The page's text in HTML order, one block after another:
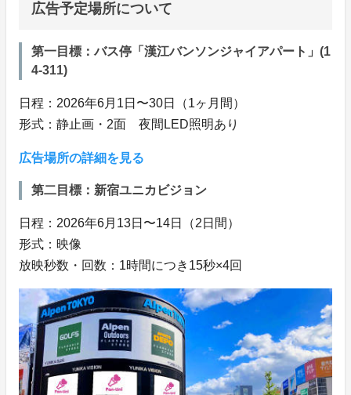
広告予定場所について
第一目標：バス停「漢江バンソンジャイアパート」(1
4-311)
日程：2026年6月1日〜30日（1ヶ月間）
形式：静止画・2面 夜間LED照明あり
広告場所の詳細を見る
第二目標：新宿ユニカビジョン
日程：2026年6月13日〜14日（2日間）
形式：映像
放映秒数・回数：1時間につき15秒×4回